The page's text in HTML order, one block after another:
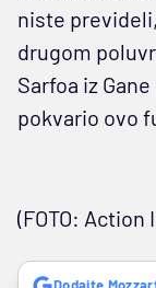
niste
drugom
Sarfoa iz
pokvario ovo
(FOTO: Action